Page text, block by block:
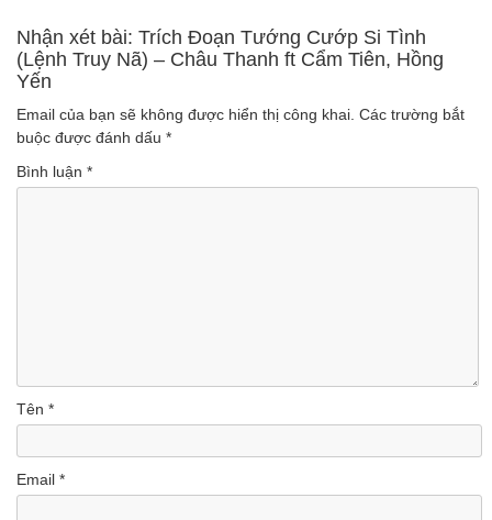
(Lượt nghe: 1,347)
nghe: 971)
Nhận xét bài: Trích Đoạn Tướng Cướp Si Tình
(Lệnh Truy Nã) – Châu Thanh ft Cẩm Tiên, Hồng
Yến
Email của bạn sẽ không được hiển thị công khai. Các trường bắt
buộc được đánh dấu *
Bình luận *
Tên *
Email *